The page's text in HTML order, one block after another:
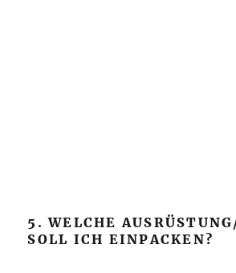
5. WELCHE
SOLL ICH EINPACKEN?